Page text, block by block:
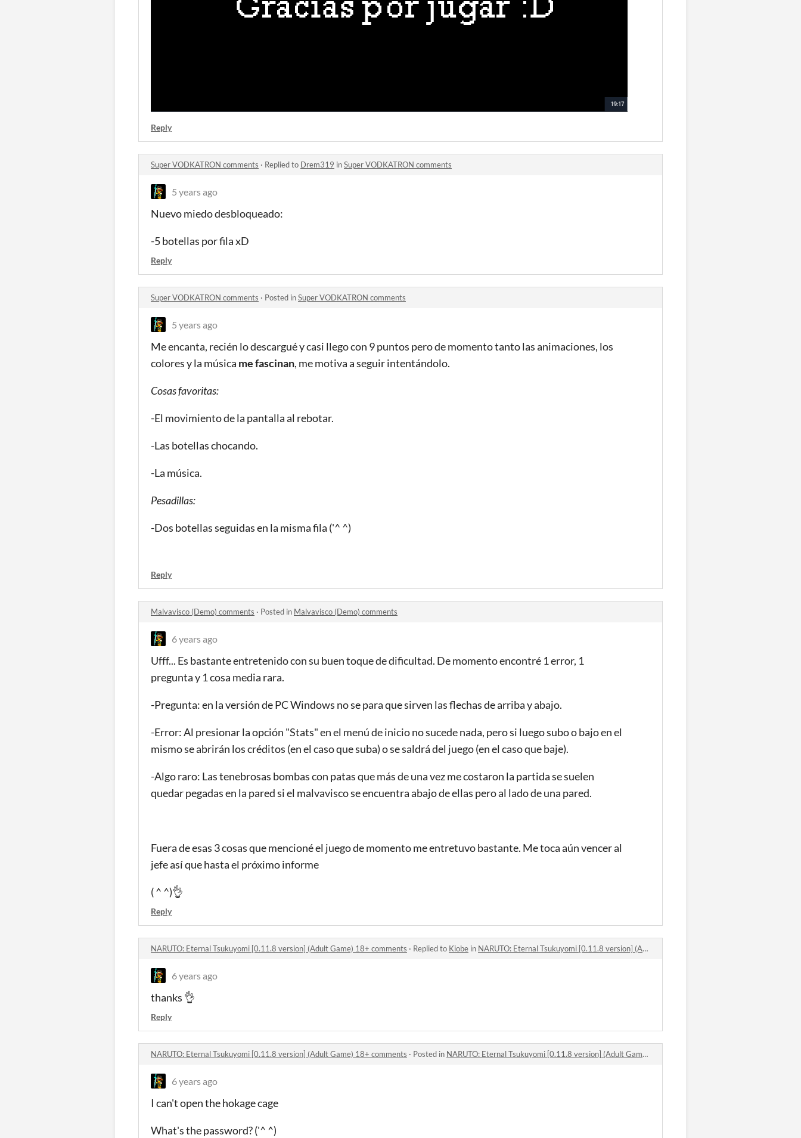
Reply
Super VODKATRON comments · Replied to Drem319 inSuper VODKATRON comments
5 years ago
Nuevo miedo desbloqueado:
-5 botellas por fila xD
Reply
Super VODKATRON comments · Posted inSuper VODKATRON comments
5 years ago
Me encanta, recién lo descargué y casi llego con 9 puntos pero de momento tanto las animaciones, los
colores y la música me fascinan, me motiva a seguir intentándolo.
Cosas favoritas:
-El movimiento de la pantalla al rebotar.
-Las botellas chocando.
-La música.
Pesadillas:
-Dos botellas seguidas en la misma fila ('^ ^)
Reply
Malvavisco (Demo) comments · Posted in Malvavisco (Demo) comments
6 years ago
Ufff... Es bastante entretenido con su buen toque de dificultad. De momento encontré 1 error, 1
pregunta y 1 cosa media rara.
-Pregunta: en la versión de PC Windows no se para que sirven las flechas de arriba y abajo.
-Error: Al presionar la opción "Stats" en el menú de inicio no sucede nada, pero si luego subo o bajo en el
mismo se abrirán los créditos (en el caso que suba) o se saldrá del juego (en el caso que baje).
-Algo raro: Las tenebrosas bombas con patas que más de una vez me costaron la partida se suelen
quedar pegadas en la pared si el malvavisco se encuentra abajo de ellas pero al lado de una pared.
Fuera de esas 3 cosas que mencioné el juego de momento me entretuvo bastante. Me toca aún vencer al
jefe así que hasta el próximo informe
( ^ ^)👌
Reply
NARUTO: Eternal Tsukuyomi [0.11.8 version] (Adult Game) 18+ comments · Replied to Kiobe in NARUTO: Eternal Tsukuyomi [0.11.8 version] (Adult Game) 18+ comments
6 years ago
thanks 👌
Reply
NARUTO: Eternal Tsukuyomi [0.11.8 version] (Adult Game) 18+ comments · Posted in NARUTO: Eternal Tsukuyomi [0.11.8 version] (Adult Game) 18+ comments
6 years ago
I can't open the hokage cage
What's the password? ('^ ^)